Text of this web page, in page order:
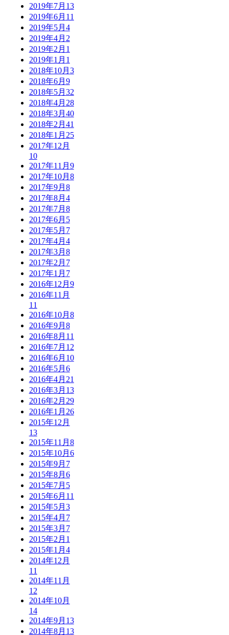
2019年7月 13
2019年6月 11
2019年5月 4
2019年4月 2
2019年2月 1
2019年1月 1
2018年10月 3
2018年6月 9
2018年5月 32
2018年4月 28
2018年3月 40
2018年2月 41
2018年1月 25
2017年12月
10
2017年11月 9
2017年10月 8
2017年9月 8
2017年8月 4
2017年7月 8
2017年6月 5
2017年5月 7
2017年4月 4
2017年3月 8
2017年2月 7
2017年1月 7
2016年12月 9
2016年11月
11
2016年10月 8
2016年9月 8
2016年8月 11
2016年7月 12
2016年6月 10
2016年5月 6
2016年4月 21
2016年3月 13
2016年2月 29
2016年1月 26
2015年12月
13
2015年11月 8
2015年10月 6
2015年9月 7
2015年8月 6
2015年7月 5
2015年6月 11
2015年5月 3
2015年4月 7
2015年3月 7
2015年2月 1
2015年1月 4
2014年12月
11
2014年11月
12
2014年10月
14
2014年9月 13
2014年8月 13